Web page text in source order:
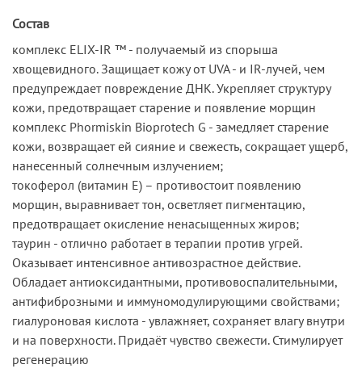
Состав
комплекс ELIX-IR ™ - получаемый из спорыша
хвощевидного. Защищает кожу от UVA - и IR-лучей, чем
предупреждает повреждение ДНК. Укрепляет структуру
кожи, предотвращает старение и появление морщин
комплекс Phormiskin Bioprotech G - замедляет старение
кожи, возвращает ей сияние и свежесть, сокращает ущерб,
нанесенный солнечным излучением;
токоферол (витамин Е) – противостоит появлению
морщин, выравнивает тон, осветляет пигментацию,
предотвращает окисление ненасыщенных жиров;
таурин - отлично работает в терапии против угрей.
Оказывает интенсивное антивозрастное действие.
Обладает антиоксидантными, противовоспалительными,
антифиброзными и иммуномодулирующими свойствами;
гиалуроновая кислота - увлажняет, сохраняет влагу внутри
и на поверхности. Придаёт чувство свежести. Стимулирует
регенерацию